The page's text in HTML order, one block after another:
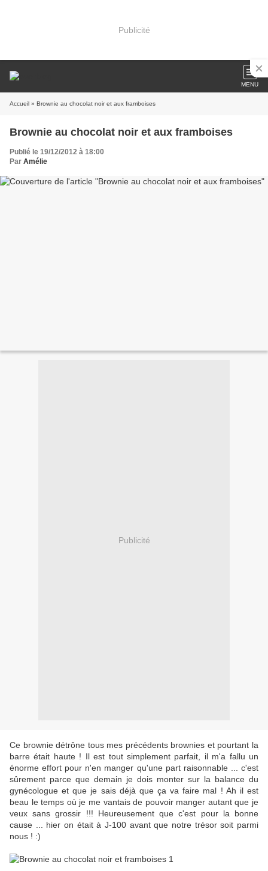
Publicité
MENU
Accueil » Brownie au chocolat noir et aux framboises
Brownie au chocolat noir et aux framboises
Publié le 19/12/2012 à 18:00
Par Amélie
Publicité
Ce brownie détrône tous mes précédents brownies et pourtant la
barre était haute ! Il est tout simplement parfait, il m'a fallu un
énorme effort pour n'en manger qu'une part raisonnable ... c'est
sûrement parce que demain je dois monter sur la balance du
gynécologue et que je sais déjà que ça va faire mal ! Ah il est
beau le temps où je me vantais de pouvoir manger autant que je
veux sans grossir !!! Heureusement que c'est pour la bonne
cause ... hier on était à J-100 avant que notre trésor soit parmi
nous ! :)